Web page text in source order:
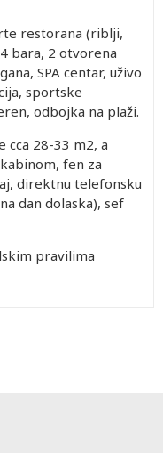
restorana (riblji,
bara, 2 otvorena
SPA centar, uživo
sportske
odbojka na plaži.
cca 28-33 m2, a
fen za
direktnu telefonsku
dan dolaska), sef
pravilima